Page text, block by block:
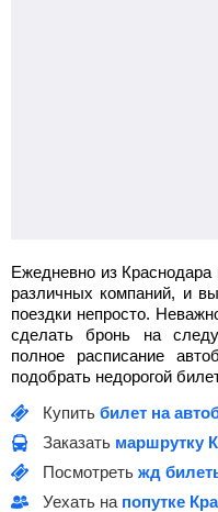
Ежедневно из
различных компаний, и
поездки непросто.
сделать бронь на
полное расписание
подобрать недорогой
Купить билет на
Заказать маршрутку
Посмотреть жд
Уехать на попутке